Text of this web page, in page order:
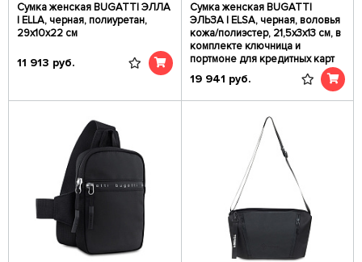
Сумка женская BUGATTI ЭЛЛА
| ELLA, черная, полиуретан,
29х10х22 см
11 913 руб.
Сумка женская BUGATTI
ЭЛЬЗА | ELSA, черная, воловья
кожа/полиэстер, 21,5х3х13 см, в
комплекте ключница и
портмоне для кредитных карт
19 941 руб.